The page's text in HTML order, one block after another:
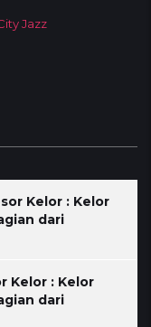
Jazz
Kelor : Kelor
dari
Kelor : Kelor
dari